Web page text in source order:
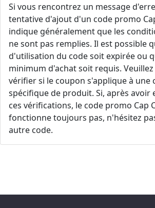
Si vous rencontrez un message
tentative d'ajout d'un code promo
indique généralement que les
ne sont pas remplies. Il est possible
d'utilisation du code soit expirée ou
minimum d'achat soit requis.
vérifier si le coupon s'applique à une
spécifique de produit. Si, après avoir
ces vérifications, le code promo Cap
fonctionne toujours pas, n'hésitez
autre code.